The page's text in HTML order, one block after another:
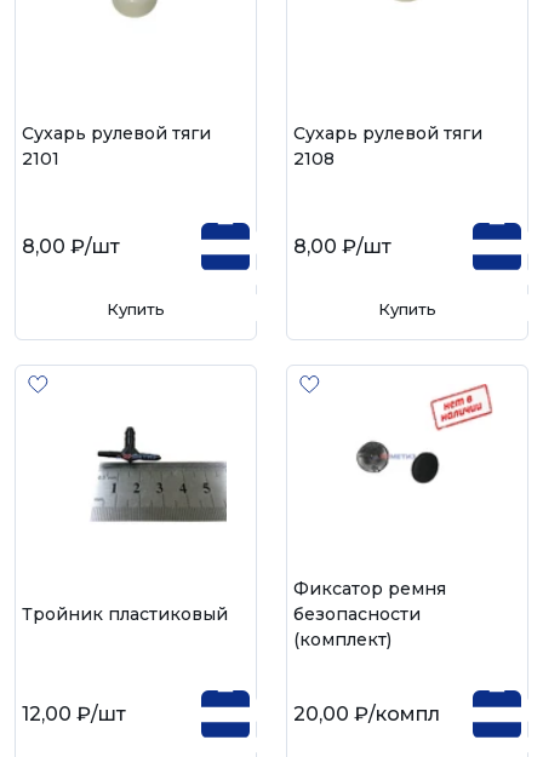
Сухарь рулевой тяги
2101
8,00 ₽/шт
Купить
Сухарь рулевой тяги
2108
8,00 ₽/шт
Купить
Тройник пластиковый
12,00 ₽/шт
Фиксатор ремня
безопасности
(комплект)
20,00 ₽/компл